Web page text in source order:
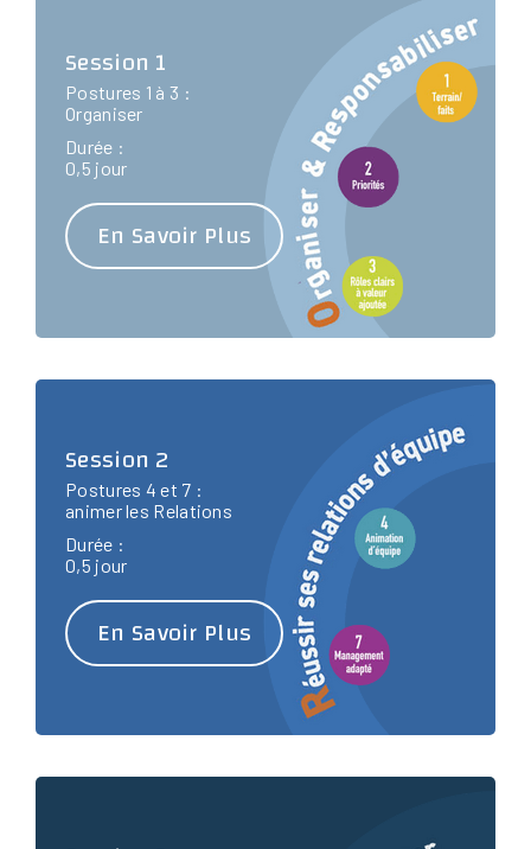
Session 1
Postures 1 à 3 :
Organiser
Durée :
0,5 jour
En Savoir Plus
Session 2
Postures 4 et 7 :
animer les Relations
Durée :
0,5 jour
En Savoir Plus